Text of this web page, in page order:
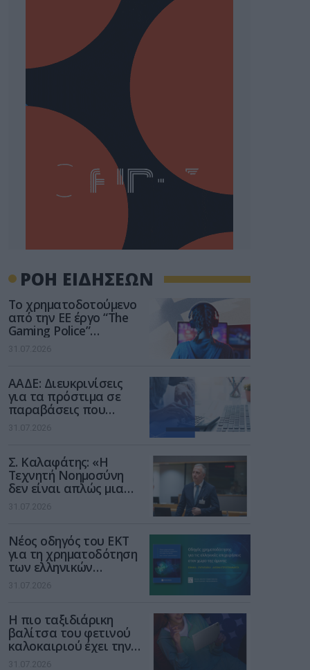
ΡΟΗ ΕΙΔΗΣΕΩΝ
Το χρηματοδοτούμενο
από την ΕΕ έργο “The
Gaming Police”
ενισχύει την ασφάλεια
των παιδιών στο
31.07.2026
ΑΑΔΕ: Διευκρινίσεις
για τα πρόστιμα σε
παραβάσεις που
αφορούν τους ΦΗΜ
31.07.2026
Σ. Καλαφάτης: «Η
Τεχνητή Νοημοσύνη
δεν είναι απλώς μια
νέα τεχνολογία, είναι
μια νέα βιομηχανική
31.07.2026
Νέος οδηγός του ΕΚΤ
για τη χρηματοδότηση
των ελληνικών
επιχειρήσεων στον
χώρο της άμυνας
31.07.2026
Η πιο ταξιδιάρικη
βαλίτσα του φετινού
καλοκαιριού έχει την
υπογραφή της Xiaomi
31.07.2026